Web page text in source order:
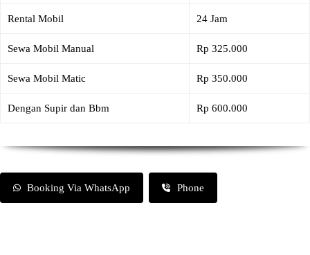
Rental Mobil 24 Jam
Sewa Mobil Manual Rp 325.000
Sewa Mobil Matic Rp 350.000
Dengan Supir dan Bbm Rp 600.000
Booking Via WhatsApp Phone